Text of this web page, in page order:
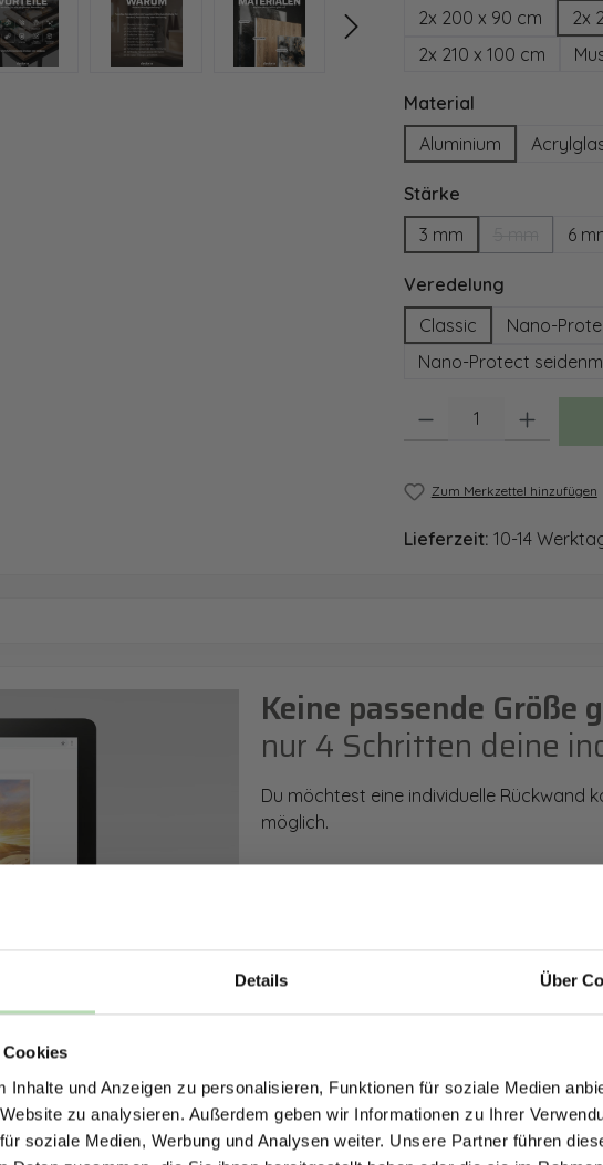
Details Über
Cookies
Inhalte und Anzeigen zu personalisieren, Funktionen für soziale Medien
zu analysieren. Außerdem geben wir Informationen zu Ihrer
soziale Medien, Werbung und Analysen weiter. Unsere Partner führen
2x 200 x 90 cm
2x
2x 210 x 100 cm
Materialauswählen
Aluminium
Stärkeauswählen
3 mm
(Diese
6
Veredelungauswählen
Classic
Nano-
Nano-Protect
Produkt Anzahl: Gib den
Zum Merkzettel hinzufügen
Lieferzeit: 10-14
Keine passende Größe
nur 4 Schritten deine
Du möchtest eine individuelle Rückwand
möglich.
So einfach geht es: Wähle den
Rückwand. Anschließend kannst du dein
Mithilfe unseres Konfigurators werden
dargestellt. Parallel erhältst du dein
Zum Konfigurator
Jetzt zum Newsletter anmelden.